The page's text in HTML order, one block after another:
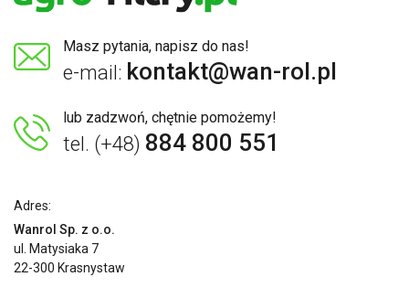
Masz pytania, napisz do nas!
e-mail: kontakt@wan-rol.pl
lub zadzwoń, chętnie pomożemy!
tel. (+48) 884 800 551
Adres:
Wanrol Sp. z o.o.
ul. Matysiaka 7
22-300 Krasnystaw